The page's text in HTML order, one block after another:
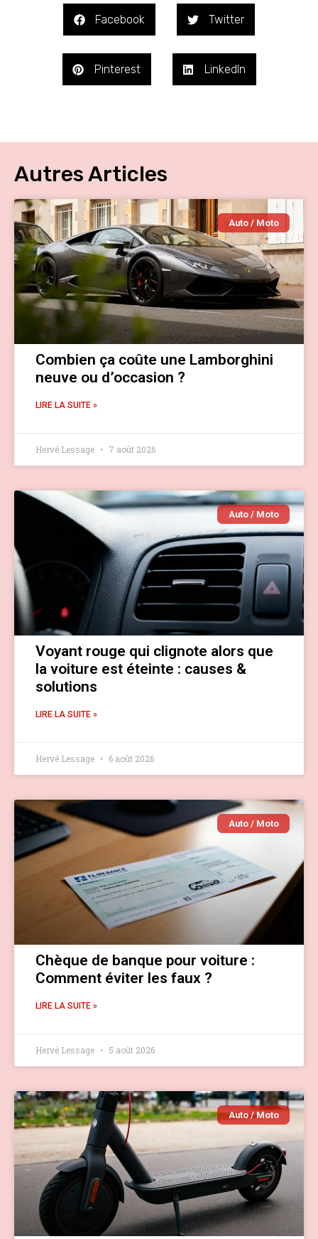
Facebook Twitter
Pinterest LinkedIn
Autres Articles
Auto / Moto
Combien ça coûte une Lamborghini
neuve ou d’occasion ?
LIRE LA SUITE »
Hervé Lessage 7 août 2026
Auto / Moto
Voyant rouge qui clignote alors que
la voiture est éteinte : causes &
solutions
LIRE LA SUITE »
Hervé Lessage 6 août 2026
Auto / Moto
Chèque de banque pour voiture :
Comment éviter les faux ?
LIRE LA SUITE »
Hervé Lessage 5 août 2026
Auto / Moto